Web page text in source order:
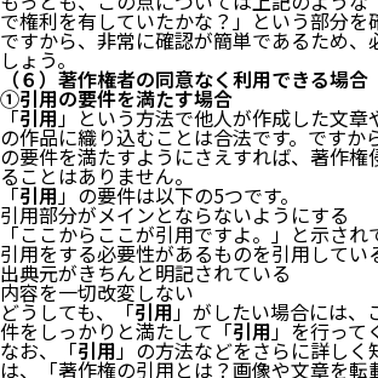
で権利を有していたかな？」という部分を
ですから、非常に確認が簡単であるため、
しょう。
（６）著作権者の同意なく利用できる場合
①引用の要件を満たす場合
「引用」という方法で他人が作成した文章
の作品に織り込むことは合法です。ですか
の要件を満たすようにさえすれば、著作権
ることはありません。
「引用」の要件は以下の5つです。
引用部分がメインとならないようにする
「ここからここが引用ですよ。」と示され
引用をする必要性があるものを引用してい
出典元がきちんと明記されている
内容を一切改変しない
どうしても、「引用」がしたい場合には、
件をしっかりと満たして「引用」を行って
なお、「引用」の方法などをさらに詳しく
は、「著作権の引用とは？画像や文章を転